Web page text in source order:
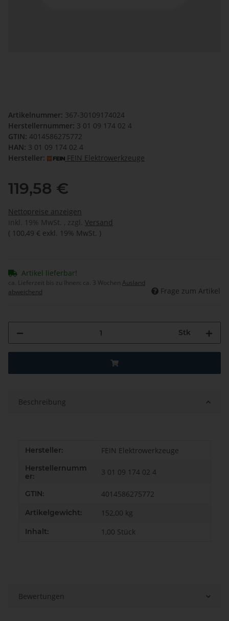
Artikelnummer: 367-30109174024
Herstellernummer: 3 01 09 174 02 4
GTIN: 4014586275772
HAN: 3 01 09 174 02 4
Hersteller:
FEIN Elektrowerkzeuge
119,58 €
Nettopreise anzeigen
inkl. 19% MwSt. , zzgl. Versand
( 100,49 € exkl. 19% MwSt. )
Artikel lieferbar!
ca. Lieferzeit bis zu Ihnen: ca. 3 Wochen Ausland
abweichend
Frage zum Artikel
Stk
Beschreibung
Produkteigenschaft
Wert
Hersteller: FEIN Elektrowerkzeuge
Herstellernumm
er:
3 01 09 174 02 4
GTIN: 4014586275772
Artikelgewicht: 152,00 kg
Inhalt: 1,00 Stück
Bewertungen